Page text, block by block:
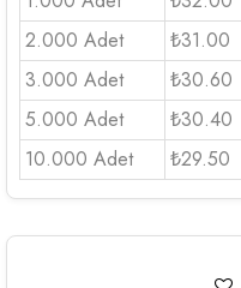
2.000 Adet
₺31.00
3.000 Adet
₺30.60
5.000 Adet
₺30.40
10.000 Adet
₺29.50